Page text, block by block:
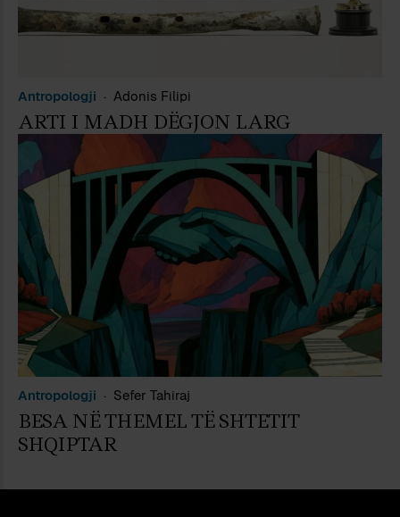
Antropologji Adonis Filipi
ARTI I MADH DËGJON LARG
Antropologji Sefer Tahiraj
BESA NË THEMEL TË SHTETIT
SHQIPTAR